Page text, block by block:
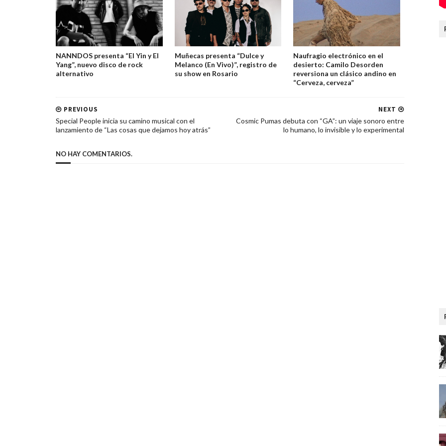
NANNDOS presenta “El Yin y El
Yang”, nuevo disco de rock
alternativo
Muñecas presenta “Dulce y
Melanco (En Vivo)”, registro de
su show en Rosario
Naufragio electrónico en el
desierto: Camilo Desorden
reversiona un clásico andino en
“Cerveza, cerveza”
NEXT
Cosmic Pumas debuta con “GA”: un viaje sonoro entre
lo humano, lo invisible y lo experimental
PREVIOUS
Special People inicia su camino musical con el
lanzamiento de “Las cosas que dejamos hoy atrás”
NO HAY COMENTARIOS.